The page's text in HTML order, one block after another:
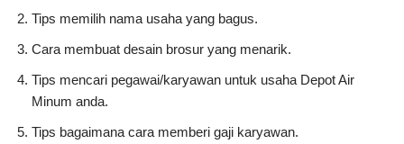
Tips memilih nama usaha yang bagus.
Cara membuat desain brosur yang menarik.
Tips mencari pegawai/karyawan untuk usaha Depot Air
Minum anda.
Tips bagaimana cara memberi gaji karyawan.